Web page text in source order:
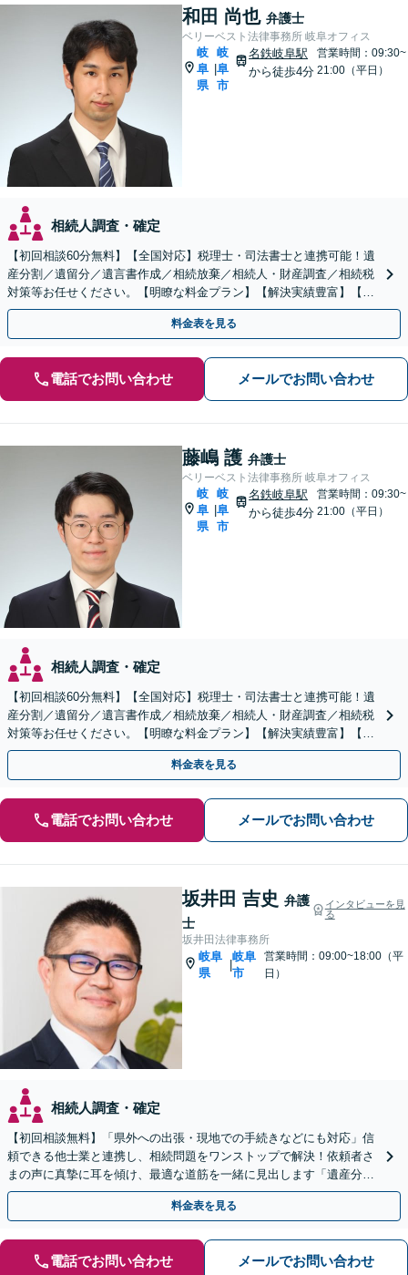
和田 尚也 弁護士
ベリーベスト法律事務所 岐阜オフィス
岐
阜
県
|
岐
阜
市
名鉄岐阜駅
から徒歩4分
営業時間：09:30~
21:00（平日）
相続人調査・確定
【初回相談60分無料】【全国対応】税理士・司法書士と連携可能！遺
産分割／遺留分／遺言書作成／相続放棄／相続人・財産調査／相続税
対策等お任せください。【明瞭な料金プラン】【解決実績豊富】【電
話相談可】
料金表を見る
電話でお問い合わせ メールでお問い合わせ
藤嶋 護 弁護士
ベリーベスト法律事務所 岐阜オフィス
岐
阜
県
|
岐
阜
市
名鉄岐阜駅
から徒歩4分
営業時間：09:30~
21:00（平日）
相続人調査・確定
【初回相談60分無料】【全国対応】税理士・司法書士と連携可能！遺
産分割／遺留分／遺言書作成／相続放棄／相続人・財産調査／相続税
対策等お任せください。【明瞭な料金プラン】【解決実績豊富】【電
話相談可】
料金表を見る
電話でお問い合わせ メールでお問い合わせ
坂井田 吉史 弁護
士
インタビューを見
る
坂井田法律事務所
岐阜
県
|
岐阜
市
営業時間：09:00~18:00（平
日）
相続人調査・確定
【初回相談無料】「県外への出張・現地での手続きなどにも対応」信
頼できる他士業と連携し、相続問題をワンストップで解決！依頼者さ
まの声に真摯に耳を傾け、最適な道筋を一緒に見出します「遺産分割
／寄与分／成年後見／遺留分／相続放棄／遺言書作成など」
料金表を見る
電話でお問い合わせ メールでお問い合わせ